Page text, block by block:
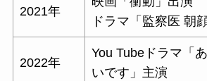
2021年
ドラマ「監察医 朝
2022年
You Tubeドラマ「
いです」主演